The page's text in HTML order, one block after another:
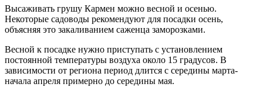
Высаживать грушу Кармен можно весной и осенью.
Некоторые садоводы рекомендуют для посадки осень,
объясняя это закаливанием саженца заморозками.
Весной к посадке нужно приступать с установлением
постоянной температуры воздуха около 15 градусов. В
зависимости от региона период длится с середины марта-
начала апреля примерно до середины мая.